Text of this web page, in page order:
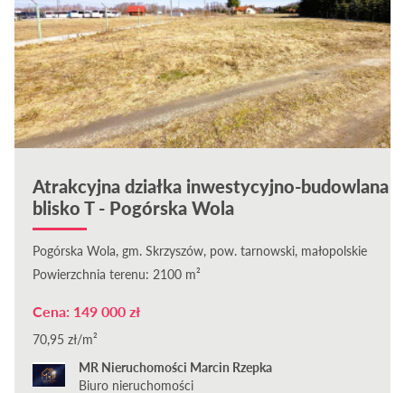
Atrakcyjna działka inwestycyjno-budowlana
blisko T - Pogórska Wola
Pogórska Wola, gm. Skrzyszów, pow. tarnowski, małopolskie
Powierzchnia terenu: 2100 m²
Cena: 149 000 zł
70,95 zł/m²
MR Nieruchomości Marcin Rzepka
Biuro nieruchomości